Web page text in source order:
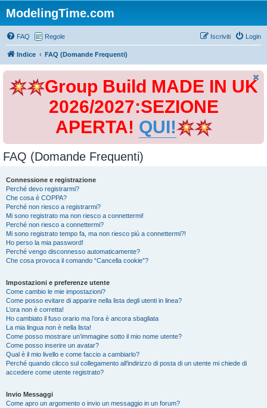
ModelingTime.com
FAQ Regole Login
Iscriviti
Indice FAQ (Domande Frequenti)
Group Build MADE IN UK
2026/2027:SEZIONE
APERTA! QUI!
FAQ (Domande Frequenti)
Connessione e registrazione
Perché devo registrarmi?
Che cosa è COPPA?
Perché non riesco a registrarmi?
Mi sono registrato ma non riesco a connettermi!
Perché non riesco a connettermi?
Mi sono registrato tempo fa, ma non riesco più a connettermi?!
Ho perso la mia password!
Perché vengo disconnesso automaticamente?
Che cosa provoca il comando “Cancella cookie”?
Impostazioni e preferenze utente
Come cambio le mie impostazioni?
Come posso evitare di apparire nella lista degli utenti in linea?
L’ora non è corretta!
Ho cambiato il fuso orario ma l’ora è ancora sbagliata
La mia lingua non è nella lista!
Come posso mostrare un’immagine sotto il mio nome utente?
Come posso inserire un avatar?
Qual è il mio livello e come faccio a cambiarlo?
Perché quando clicco sul collegamento all’indirizzo di posta di un utente mi chiede di
accedere come utente registrato?
Invio Messaggi
Come apro un argomento o invio un messaggio in un forum?